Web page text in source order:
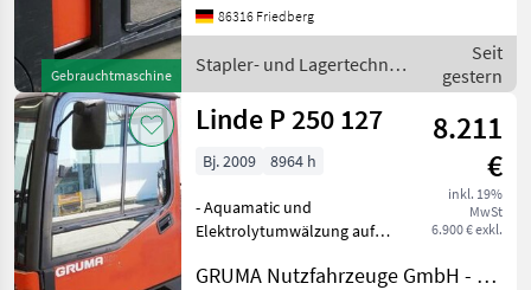
Gebrauchtmaschine
Gabelausführung 560 - 1150
mm - Zugangskontrolle:
LFM-RFID - ac: acces
86316 Friedberg
Stapler- und Lagertechnik
/ Linde
Seit
gestern
Linde P 250 127
8.211
€
inkl. 19%
MwSt
6.900 € exkl.
Bj. 2009 8964 h
- Aquamatic und
Elektrolytumwälzung auf
REMA 320A - vertikaler
GRUMA Nutzfahrzeuge GmbH - Staplertechnik